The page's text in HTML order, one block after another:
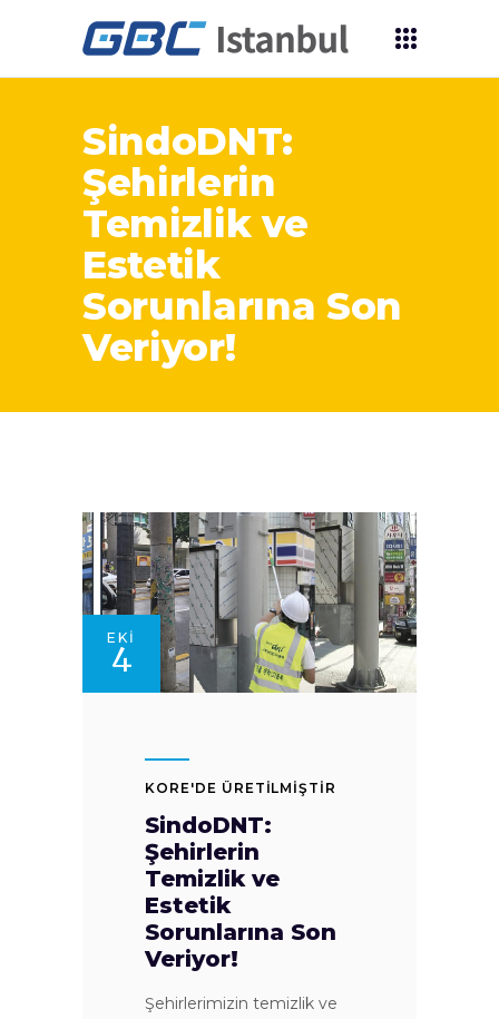
SindoDNT:
Şehirlerin
Temizlik ve
Estetik
Sorunlarına Son
Veriyor!
EKI
4
KORE'DE ÜRETİLMİŞTİR
SindoDNT:
Şehirlerin
Temizlik ve
Estetik
Sorunlarına Son
Veriyor!
Şehirlerimizin temizlik ve